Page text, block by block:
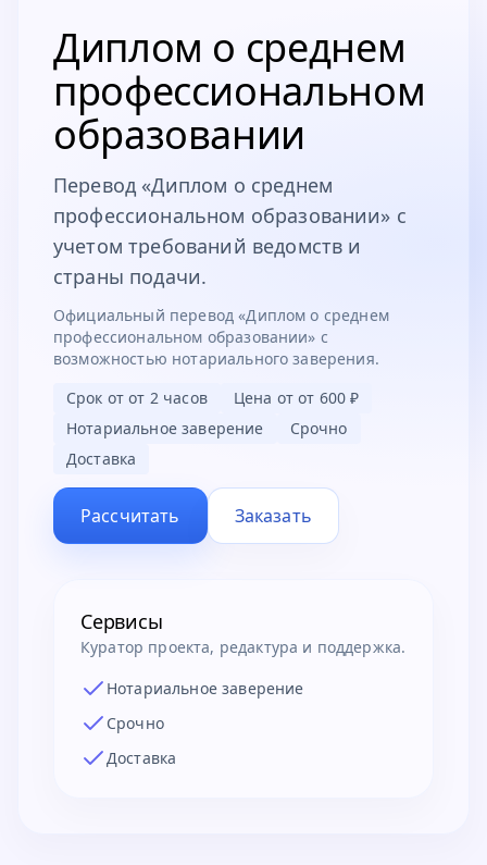
Диплом о среднем
профессиональном
образовании
Перевод «Диплом о среднем
профессиональном образовании» с
учетом требований ведомств и
страны подачи.
Официальный перевод «Диплом о среднем
профессиональном образовании» с
возможностью нотариального заверения.
Срок отот 2 часов Цена отот 600 ₽
Нотариальное заверение
Срочно
Доставка
Рассчитать Заказать
Сервисы
Куратор проекта, редактура и поддержка.
Нотариальное заверение
Срочно
Доставка